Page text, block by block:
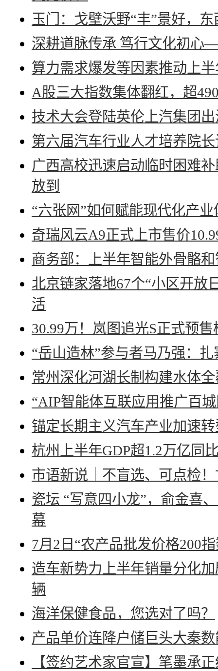
玉门：戈壁沃野“丰”景好，
深耕道脉传承 笃行文化初心
算力需求爆发等因素推动上
A股三大指数集体翻红，超
技术大会登陆英伦上汽集团
第六届汽车行业人才培养院
广西高校迅速启动临时困难
放到
“六张网”如何赋能现代化产业
奇瑞风云A9正式上市售价
商务部：上半年智能外骨骼
北京链家落地67个“小区开放
活
30.99万！岚图追光S正式预
“岳山造林”参与者马乃强：
常州深化河湖长制构建水体
“AIP智能体互联应用推广百
锚定长期主义汽车产业加速
杭州上半年GDP超1.2万亿同
市语新说｜不盲选、可点检
瓷坛 “写意四小龙”，俞金喜
幕
7月2日“农产品批发价格200
造车新势力上半年销量分化
辆
海洋保健食品，您选对了吗？
产品单价连降户储巨头大秦
【签约艺术家官宣】笔墨承